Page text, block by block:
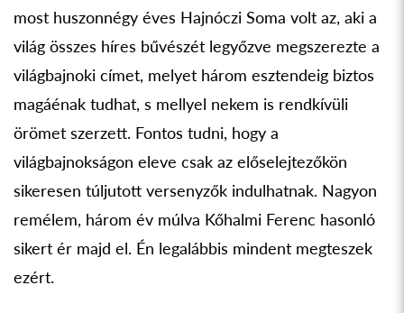
most huszonnégy éves Hajnóczi Soma volt az, aki a
világ összes híres bűvészét legyőzve megszerezte a
világbajnoki címet, melyet három esztendeig biztos
magáénak tudhat, s mellyel nekem is rendkívüli
örömet szerzett. Fontos tudni, hogy a
világbajnokságon eleve csak az előselejtezőkön
sikeresen túljutott versenyzők indulhatnak. Nagyon
remélem, három év múlva Kőhalmi Ferenc hasonló
sikert ér majd el. Én legalábbis mindent megteszek
ezért.